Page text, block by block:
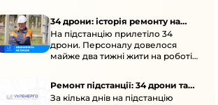
34 дрони: історія ремонту на
підстанції
На підстанцію прилетіло 34
дрони. Персоналу довелося
майже два тижні жити на роботі
Ремонт підстанції: 34 дрони та
окупація
За кілька днів на підстанцію